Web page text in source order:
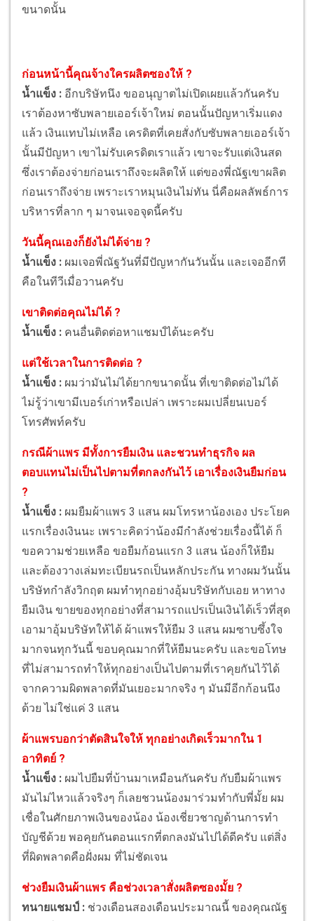
ขนาดนั้น
ก่อนหน้านี้คุณจ้างใครผลิตซองให้ ?
น้ำแข็ง : อีกบริษัทนึง ขออนุญาตไม่เปิดเผยแล้วกันครับ
เราต้องหาซับพลายเออร์เจ้าใหม่ ตอนนั้นปัญหาเริ่มแดง
แล้ว เงินแทบไม่เหลือ เครดิตที่เคยสั่งกับซับพลายเออร์เจ้า
นั้นมีปัญหา เขาไม่รับเครดิตเราแล้ว เขาจะรับแต่เงินสด
ซึ่งเราต้องจ่ายก่อนเราถึงจะผลิตให้ แต่ของพี่ณัฐเขาผลิต
ก่อนเราถึงจ่าย เพราะเราหมุนเงินไม่ทัน นี่คือผลลัพธ์การ
บริหารที่ลาก ๆ มาจนเจอจุดนี้ครับ
วันนี้คุณเองก็ยังไม่ได้จ่าย ?
น้ำแข็ง : ผมเจอพี่ณัฐวันที่มีปัญหากันวันนั้น และเจออีกที
คือในทีวีเมื่อวานครับ
เขาติดต่อคุณไม่ได้ ?
น้ำแข็ง : คนอื่นติดต่อหาแชมป์ได้นะครับ
แต่ใช้เวลาในการติดต่อ ?
น้ำแข็ง : ผมว่ามันไม่ได้ยากขนาดนั้น ที่เขาติดต่อไม่ได้
ไม่รู้ว่าเขามีเบอร์เก่าหรือเปล่า เพราะผมเปลี่ยนเบอร์
โทรศัพท์ครับ
กรณีผ้าแพร มีทั้งการยืมเงิน และชวนทำธุรกิจ ผล
ตอบแทนไม่เป็นไปตามที่ตกลงกันไว้ เอาเรื่องเงินยืมก่อน
?
น้ำแข็ง : ผมยืมผ้าแพร 3 แสน ผมโทรหาน้องเอง ประโยค
แรกเรื่องเงินนะ เพราะคิดว่าน้องมีกำลังช่วยเรื่องนี้ได้ ก็
ขอความช่วยเหลือ ขอยืมก้อนแรก 3 แสน น้องก็ให้ยืม
และต้องวางเล่มทะเบียนรถเป็นหลักประกัน ทางผมวันนั้น
บริษัทกำลังวิกฤต ผมทำทุกอย่างอุ้มบริษัทกับเอย หาทาง
ยืมเงิน ขายของทุกอย่างที่สามารถแปรเป็นเงินได้เร็วที่สุด
เอามาอุ้มบริษัทให้ได้ ผ้าแพรให้ยืม 3 แสน ผมซาบซึ้งใจ
มากจนทุกวันนี้ ขอบคุณมากที่ให้ยืมนะครับ และขอโทษ
ที่ไม่สามารถทำให้ทุกอย่างเป็นไปตามที่เราคุยกันไว้ได้
จากความผิดพลาดที่มันเยอะมากจริง ๆ มันมีอีกก้อนนึง
ด้วย ไม่ใช่แค่ 3 แสน
ผ้าแพรบอกว่าตัดสินใจให้ ทุกอย่างเกิดเร็วมากใน 1
อาทิตย์ ?
น้ำแข็ง : ผมไปยืมที่บ้านมาเหมือนกันครับ กับยืมผ้าแพร
มันไม่ไหวแล้วจริงๆ ก็เลยชวนน้องมาร่วมทำกับพี่มั้ย ผม
เชื่อในศักยภาพเงินของน้อง น้องเชี่ยวชาญด้านการทำ
บัญชีด้วย พอคุยกันตอนแรกที่ตกลงมันไปได้ดีครับ แต่สิ่ง
ที่ผิดพลาดคือฝั่งผม ที่ไม่ชัดเจน
ช่วงยืมเงินผ้าแพร คือช่วงเวลาสั่งผลิตซองมั้ย ?
ทนายแชมป์ : ช่วงเดือนสองเดือนประมาณนี้ ของคุณณัฐ